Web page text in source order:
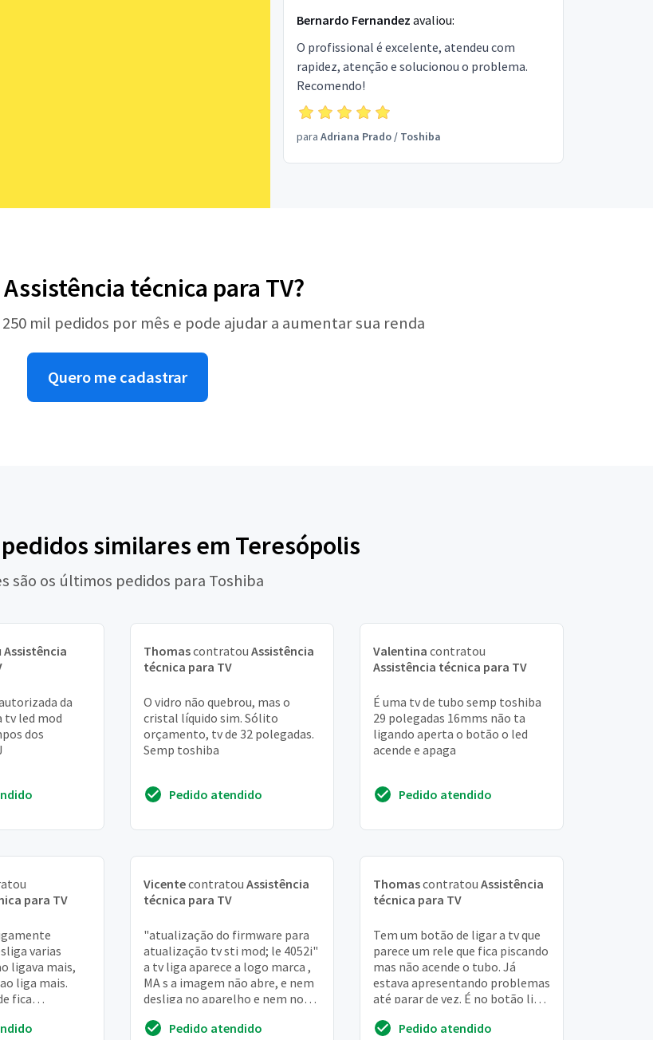
Bernardo Fernandez avaliou:
O profissional é excelente, atendeu com
rapidez, atenção e solucionou o problema.
Recomendo!
para Adriana Prado/ Toshiba
Assistência técnica para TV?
mil pedidos por mês e pode ajudar a aumentar sua renda
Quero me cadastrar
similares em Teresópolis
são os últimos pedidos para Toshiba
Assistência
da
tv led mod
dos
Thomascontratou Assistência
técnica para TV
O vidro não quebrou, mas o
cristal líquido sim. Sólito
orçamento, tv de 32 polegadas.
Semp toshiba
Pedido atendido
Valentina contratou
Assistência técnica para TV
É uma tv de tubo semp toshiba
29 polegadas 16mms não ta
ligando aperta o botão o led
acende e apaga
Pedido atendido
para TV
varias
ligava mais,
liga mais.
fica
Vicentecontratou Assistência
técnica para TV
"atualização do firmware para
atualização tv sti mod; le 4052i"
a tv liga aparece a logo marca ,
MA s a imagem não abre, e nem
desliga no aparelho e nem no
921649g...Pedido atendido
Thomascontratou Assistência
técnica para TV
Tem um botão de ligar a tv que
parece um rele que fica piscando
mas não acende o tubo. Já
estava apresentando problemas
até parar de vez. É no botão liga
remotoPedido atendido